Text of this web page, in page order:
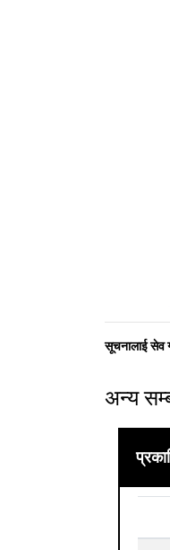
सूचनालाई सेव
अन्य